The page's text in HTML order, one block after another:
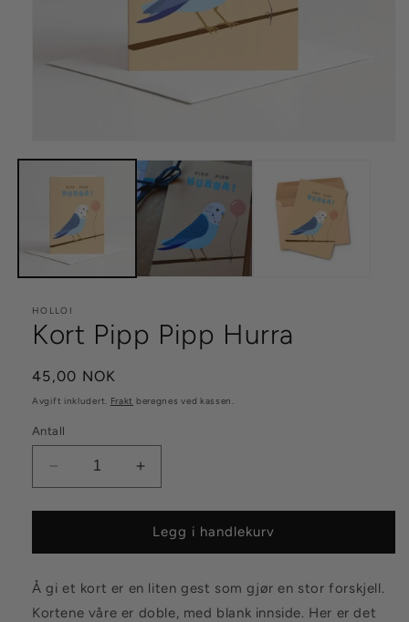
medie
HOLLOI
Kort Pipp Pipp Hurra
Vanlig
pris
45,00 NOK
Avgift inkludert. Frakt beregnes ved kassen.
Antall
antallet
for
Pipp
Hurra
Øk
antallet
for
Kort
Pipp
Hurra
Legg i handlekurv
Å gi et kort er en liten gest som gjør en stor forskjell.
Kortene våre er doble, med blank innside. Her er det